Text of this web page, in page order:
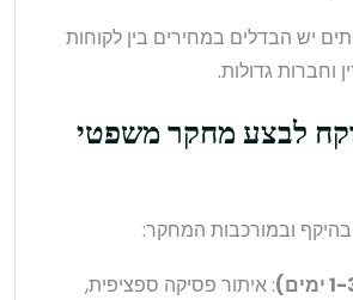
יש הבדלים במחירים בין לקוחות
וחברות גדולות.
לבצע מחקר משפטי
ובמורכבות המחקר:
: איתור פסיקה ספציפית,